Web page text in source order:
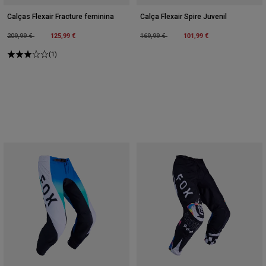
Calças Flexair Fracture feminina
Price reduced from
209,99 €to 125,99 €
(1)
Calça Flexair Spire Juvenil
Price reduced from
169,99 €to 101,99 €